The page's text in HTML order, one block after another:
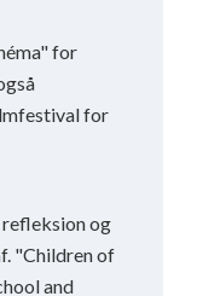
for
for
og
"Children of
and